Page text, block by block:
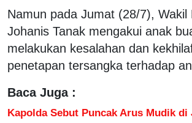
Namun pada Jumat (28/7), Wakil
Johanis Tanak mengakui anak
melakukan kesalahan dan
penetapan tersangka terhadap
Baca Juga :
Kapolda Sebut Puncak Arus Mudik di